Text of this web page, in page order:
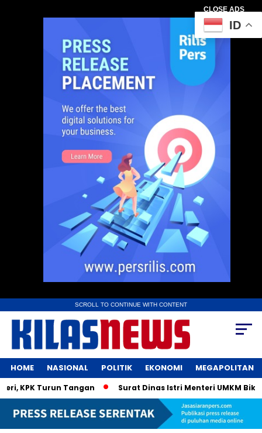
CLOSE ADS
SCROLL TO CONTINUE WITH CONTENT
HOME NASIONAL POLITIK EKONOMI MEGAPOLITAN
Turun Tangan Surat Dinas Istri Menteri UMKM Bikin
ID